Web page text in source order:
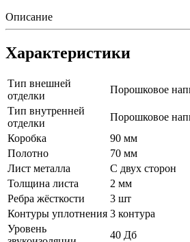
Описание
Характеристики
Тип внешней
отделки
Порошковое
Тип внутренней
отделки
Порошковое
Коробка
90 мм
Полотно
70 мм
Лист металла
С двух сторон
Толщина листа
2 мм
Ребра жёсткости
3 шт
Контуры уплотнения 3 контура
Уровень
40 Дб